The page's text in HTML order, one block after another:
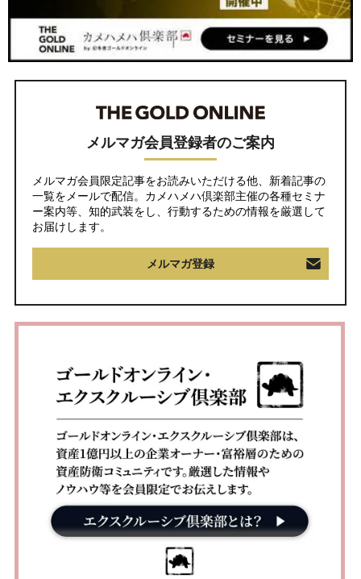
メルマガ会員登録者のご案内
メルマガ会員限定記事をお読みいただける他、新着記事の
一覧をメールで配信。カメハメハ倶楽部主催の各種セミナ
ー案内等、知的武装をし、行動するための情報を厳選して
お届けします。
メルマガ登録